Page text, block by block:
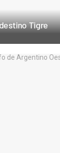
Tigre